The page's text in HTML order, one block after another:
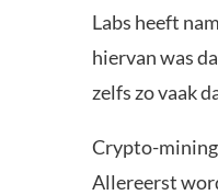
Labs heeft
hiervan was
zelfs zo vaak
Crypto-mining
Allereerst